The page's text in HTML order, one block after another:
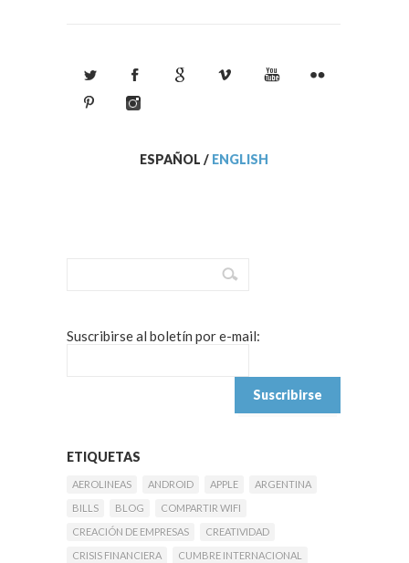
ESPAÑOL / ENGLISH
Suscribirse al boletín por e-mail:
ETIQUETAS
AEROLINEAS ANDROID APPLE
ARGENTINA
BILLS
BLOG
COMPARTIR WIFI
CREACIÓN DE EMPRESAS
CREATIVIDAD
CRISIS FINANCIERA
CUMBRE INTERNACIONAL